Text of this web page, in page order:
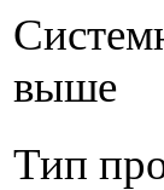
выше
Тип